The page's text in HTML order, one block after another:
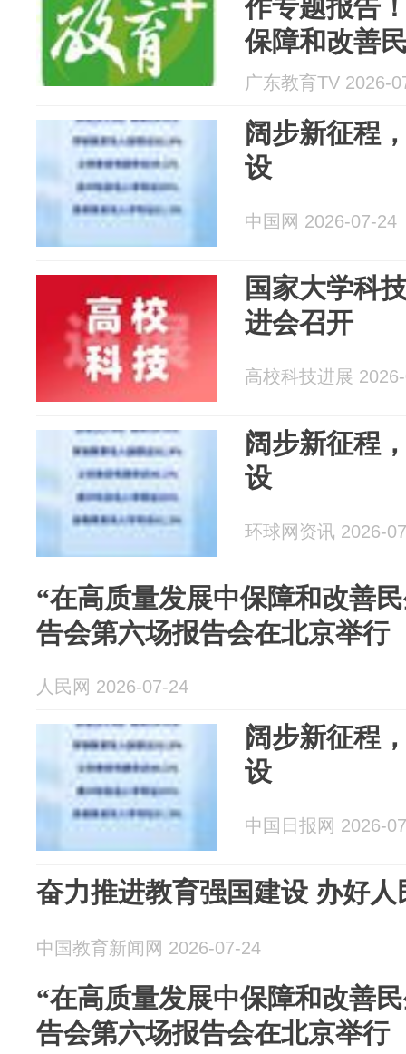
作专题报告
保障和改善
报告会第六
广东教育TV 2026-
阔步新征程
设
中国网 2026-07-24
国家大学科
进会召开
高校科技进展
阔步新征程
设
环球网资讯 2026-
“在高质量发展中保障和改善
告会第六场报告会在北京举行
人民网 2026-07-24
阔步新征程
设
中国日报网 2026-
奋力推进教育强国建设 办好
中国教育新闻网 2026-07-24
“在高质量发展中保障和改善
告会第六场报告会在北京举行